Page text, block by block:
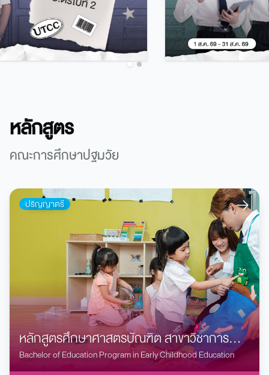
หลักสูตร
คณะการศึกษาปฐมวัย
ปริญญาตรี
หลักสูตรศึกษาศาสตรบัณฑิต สาขาวิชาการ
ศึกษาปฐมวัย
Bachelor of Education Program in Early Childhood Education